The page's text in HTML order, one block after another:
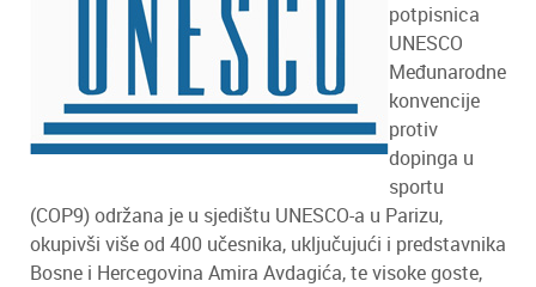
potpisnica
UNESCO
Međunarodne
konvencije
protiv
dopinga u
sportu
(COP9) održana je u sjedištu UNESCO-a u Parizu,
okupivši više od 400 učesnika, uključujući i predstavnika
Bosne i Hercegovina Amira Avdagića, te visoke goste,